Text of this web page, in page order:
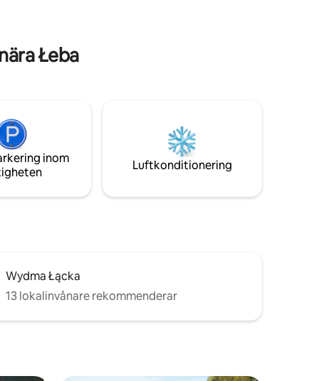
Łeba
inom
Luftkonditionering
Wydma Łącka
13 lokalinvånare rekommenderar